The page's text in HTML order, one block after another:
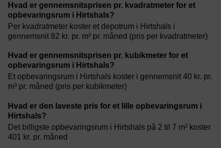
Hvad er gennemsnitsprisen pr. kvadratmeter for et
opbevaringsrum i Hirtshals?
Per kvadratmeter koster et depotrum i Hirtshals i
gennemsnit 82 kr. pr. m² pr. måned (pris per kvadratmeter)
Hvad er gennemsnitsprisen pr. kubikmeter for et
opbevaringsrum i Hirtshals?
Et opbevaringsrum i Hirtshals koster i gennemsnit 40 kr. pr.
m³ pr. måned (pris per kubikmeter)
Hvad er den laveste pris for et lille opbevaringsrum i
Hirtshals?
Det billigste opbevaringsrum i Hirtshals på 2 til 7 m² koster
401 kr. pr. måned